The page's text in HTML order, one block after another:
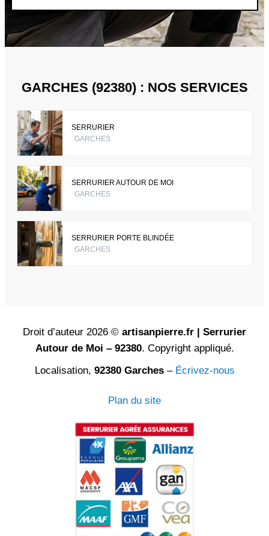
GARCHES (92380) : NOS SERVICES
SERRURIER
GARCHES
SERRURIER AUTOUR DE MOI
GARCHES
SERRURIER PORTE BLINDÉE
GARCHES
Droit d’auteur 2026 © artisanpierre.fr | Serrurier
Autour de Moi – 92380. Copyright appliqué.
Localisation, 92380 Garches– Écrivez-nous
Plan du site